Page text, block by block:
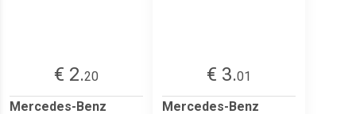
€ 2.20
Mercedes-Benz
€ 3.01
Mercedes-Benz